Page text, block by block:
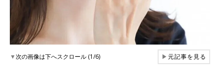
▼次の画像は下へスクロール (1/6) ▶元記事を見る